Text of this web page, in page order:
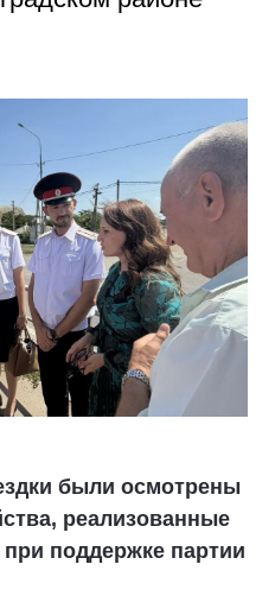
были осмотрены
реализованные
поддержке партии